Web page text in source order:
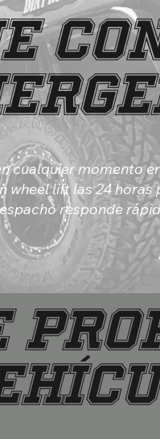
cualquier momento
wheel lift las 24
responde